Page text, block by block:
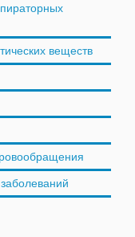
веществ